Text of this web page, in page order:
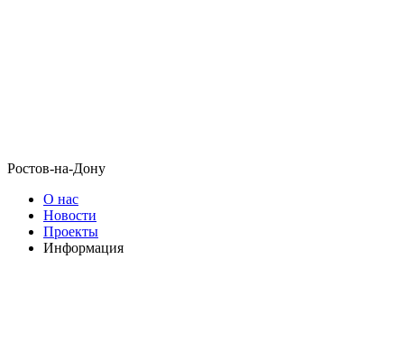
Ростов-на-Дону
О нас
Новости
Проекты
Информация